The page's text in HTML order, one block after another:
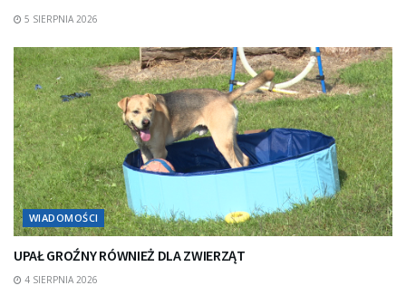
5 SIERPNIA 2026
WIADOMOŚCI
UPAŁ GROŹNY RÓWNIEŻ DLA ZWIERZĄT
4 SIERPNIA 2026